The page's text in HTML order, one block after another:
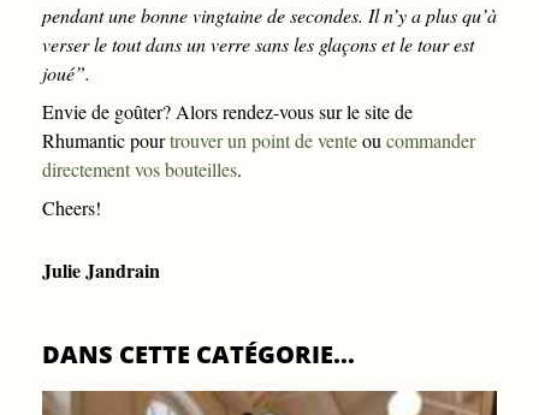
pendant une bonne vingtaine de secondes. Il n’y a plus qu’à
verser le tout dans un verre sans les glaçons et le tour est
joué”.
Envie de goûter? Alors rendez-vous sur le site de
Rhumantic pourtrouver un point de venteou commander
directement vos bouteilles.
Cheers!
Julie Jandrain
DANS CETTE CATÉGORIE...